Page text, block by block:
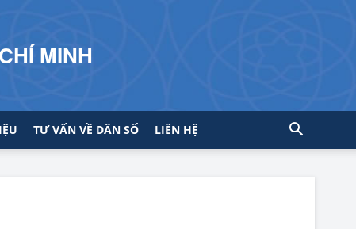
MINH
TƯ VẤN VỀ DÂN SỐ LIÊN HỆ